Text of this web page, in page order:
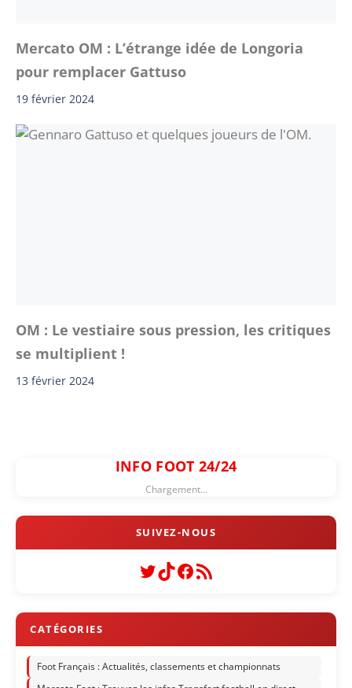
Mercato OM : L’étrange idée de Longoria
pour remplacer Gattuso
19 février 2024
OM : Le vestiaire sous pression, les critiques
se multiplient !
13 février 2024
INFO FOOT 24/24
Chargement...
Twitter
TikTok
Facebook
Flux RSS
Foot Français : Actualités, classements et championnats